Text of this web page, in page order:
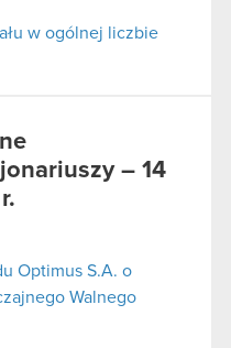
w ogólnej liczbie
– 14
Optimus S.A. o
Walnego